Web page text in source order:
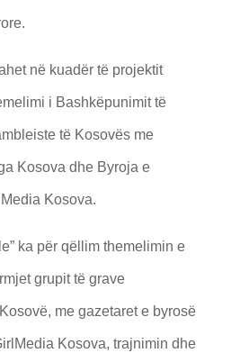
në kuadër të projektit
i Bashkëpunimit të
të Kosovës me
Kosova dhe Byroja e
Kosova.
ka për qëllim themelimin e
grupit të grave
me gazetaret e byrosë
Kosova, trajnimin dhe